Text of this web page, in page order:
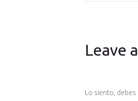
Leave
Lo siento, debes